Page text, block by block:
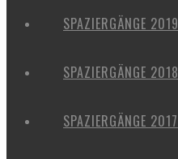
SPAZIERGÄNGE 2019
SPAZIERGÄNGE 2018
SPAZIERGÄNGE 2017